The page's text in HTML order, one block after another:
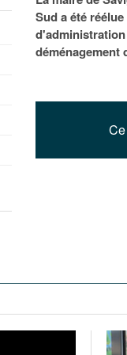
Sud a été
d'administration
déménagement